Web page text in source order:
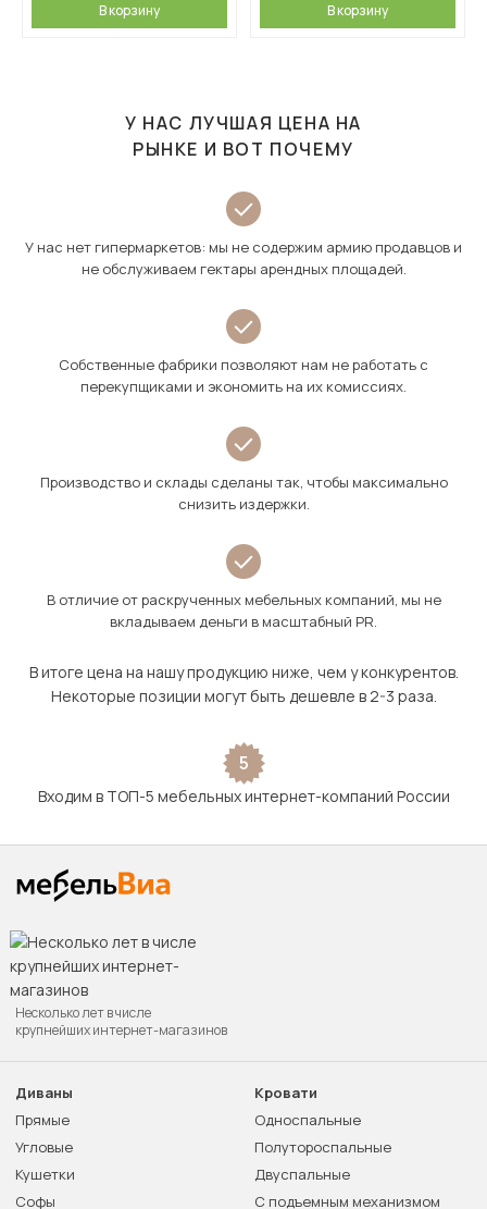
В корзину В корзину
У НАС ЛУЧШАЯ ЦЕНА НА
РЫНКЕ И ВОТ ПОЧЕМУ
У нас нет гипермаркетов: мы не содержим армию продавцов и
не обслуживаем гектары арендных площадей.
Собственные фабрики позволяют нам не работать с
перекупщиками и экономить на их комиссиях.
Производство и склады сделаны так, чтобы максимально
снизить издержки.
В отличие от раскрученных мебельных компаний, мы не
вкладываем деньги в масштабный PR.
В итоге цена на нашу продукцию ниже, чем у конкурентов.
Некоторые позиции могут быть дешевле в 2-3 раза.
5
Входим в ТОП-5 мебельных интернет-компаний России
Несколько лет в числе
крупнейших интернет-магазинов
Диваны
Прямые
Угловые
Кушетки
Софы
Кровати
Односпальные
Полутороспальные
Двуспальные
С подъемным механизмом